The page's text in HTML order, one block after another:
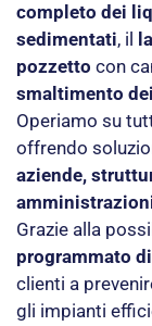
completo dei
sedimentati, il
pozzetto con
smaltimento
Operiamo su
offrendo
aziende,
Grazie alla
programmato
clienti a
gli impianti